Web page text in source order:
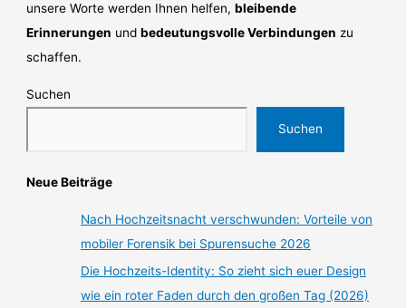
unsere Worte werden Ihnen helfen,bleibende
Erinnerungen undbedeutungsvolle Verbindungen zu
schaffen.
Suchen
Suchen
Neue Beiträge
Nach Hochzeitsnacht verschwunden: Vorteile von
mobiler Forensik bei Spurensuche 2026
Die Hochzeits-Identity: So zieht sich euer Design
wie ein roter Faden durch den großen Tag (2026)